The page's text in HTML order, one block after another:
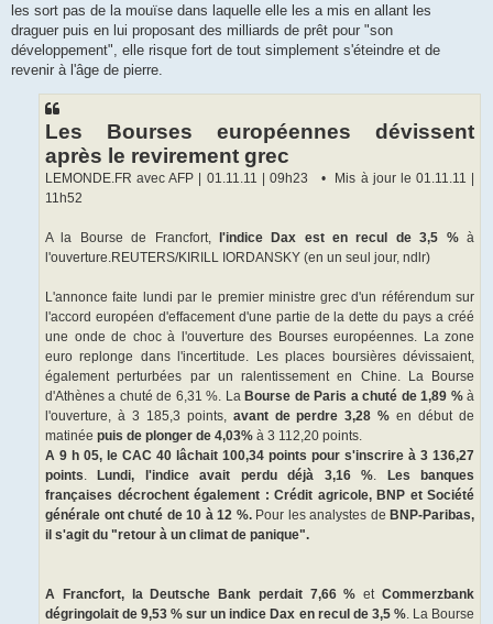
les sort pas de la mouïse dans laquelle elle les a mis en allant les
draguer puis en lui proposant des milliards de prêt pour "son
développement", elle risque fort de tout simplement s'éteindre et de
revenir à l'âge de pierre.
Les Bourses européennes dévissent
après le revirement grec
LEMONDE.FR avec AFP | 01.11.11 | 09h23 • Mis à jour le 01.11.11 |
11h52
A la Bourse de Francfort, l'indice Dax est en recul de 3,5 %à
l'ouverture.REUTERS/KIRILL IORDANSKY (en un seul jour, ndlr)
L'annonce faite lundi par le premier ministre grec d'un référendum sur
l'accord européen d'effacement d'une partie de la dette du pays a créé
une onde de choc à l'ouverture des Bourses européennes. La zone
euro replonge dans l'incertitude. Les places boursières dévissaient,
également perturbées par un ralentissement en Chine. La Bourse
d'Athènes a chuté de 6,31 %. La Bourse de Paris a chuté de 1,89 %à
l'ouverture, à 3 185,3 points, avant de perdre 3,28 % en début de
matinée puis de plonger de 4,03% à 3 112,20 points.
A 9 h 05, le CAC 40 lâchait 100,34 points pour s'inscrire à 3 136,27
points. Lundi, l'indice avait perdu déjà 3,16 %.
Les banques
françaises décrochent également : Crédit agricole, BNP et Société
générale ont chuté de 10 à 12 %.Pour les analystes de BNP-Paribas,
il s'agit du "retour à un climat de panique".
A Francfort, la Deutsche Bank perdait 7,66 % etCommerzbank
dégringolait de 9,53 % sur un indice Dax en recul de 3,5 %. La Bourse